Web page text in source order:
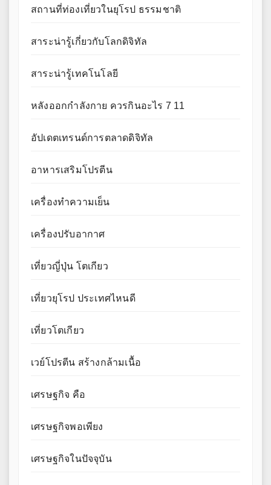
สถานที่ท่องเที่ยวในยุโรป ธรรมชาติ
สาระน่ารู้เกี่ยวกับโลกดิจิทัล
สาระน่ารู้เทคโนโลยี
หลังออกกําลังกาย ควรกินอะไร 7 11
อัปเดตเทรนด์การตลาดดิจิทัล
อาหารเสริมโปรตีน
เครื่องทำความเย็น
เครื่องปรับอากาศ
เที่ยวญี่ปุ่น โตเกียว
เที่ยวยุโรป ประเทศไหนดี
เที่ยวโตเกียว
เวย์โปรตีน สร้างกล้ามเนื้อ
เศรษฐกิจ คือ
เศรษฐกิจพอเพียง
เศรษฐกิจในปัจจุบัน